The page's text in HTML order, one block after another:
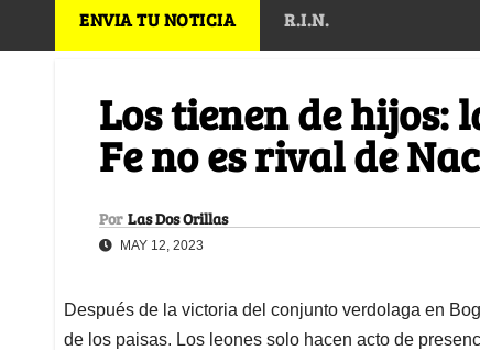
ENVIA TU NOTICIA R.I.N.
Los tienen de hijos:
Fe no es rival de
Por Las Dos Orillas
MAY 12, 2023
Después de la victoria del conjunto verdolaga en
de los paisas. Los leones solo hacen acto de